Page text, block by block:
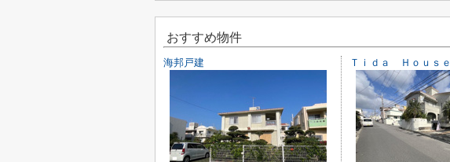
おすすめ物件
海邦戸建 Ｔｉｄａ Ｈｏｕｓｅ